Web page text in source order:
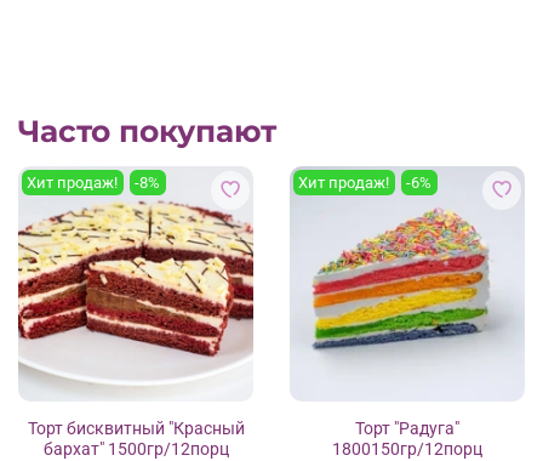
Часто покупают
Хит продаж! -8%
Торт бисквитный "Красный
бархат" 1500гр/12порц
Хит продаж! -6%
Торт "Радуга"
1800150гр/12порц